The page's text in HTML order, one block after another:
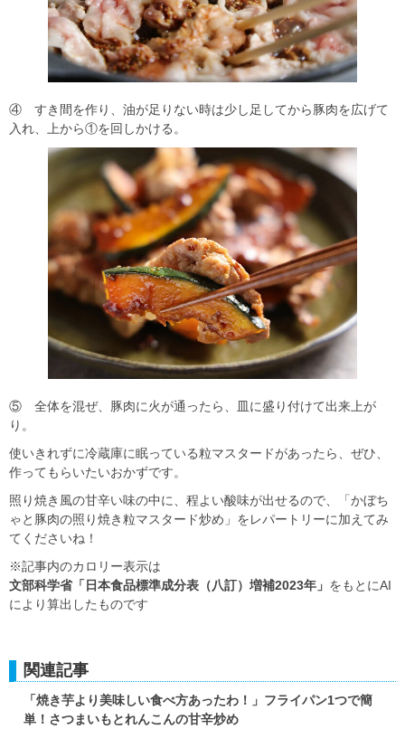
④ すき間を作り、油が足りない時は少し足してから豚肉を広げて
入れ、上から①を回しかける。
⑤ 全体を混ぜ、豚肉に火が通ったら、皿に盛り付けて出来上が
り。
使いきれずに冷蔵庫に眠っている粒マスタードがあったら、ぜひ、
作ってもらいたいおかずです。
照り焼き風の甘辛い味の中に、程よい酸味が出せるので、「かぼち
ゃと豚肉の照り焼き粒マスタード炒め」をレパートリーに加えてみ
てくださいね！
※記事内のカロリー表示は
文部科学省「日本食品標準成分表（八訂）増補2023年」 をもとにAI
により算出したものです
関連記事
「焼き芋より美味しい食べ方あったわ！」フライパン1つで簡
単！さつまいもとれんこんの甘辛炒め